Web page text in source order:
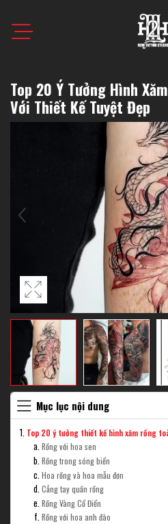
Top 20 Ý Tưởng Hình
Với Thiết Kế Tuyệt Đẹp
Mục lục nội dung
Top 20 ý tưởng thiết kế hình xăm rồng
Rồng với hoa sen
Rồng trong sóng biển
Hoa rồng và hoa mẫu đơn
Cẳng tay quấn rồng
Rồng Vàng Cổ Điển
Rồng với hoa anh đào